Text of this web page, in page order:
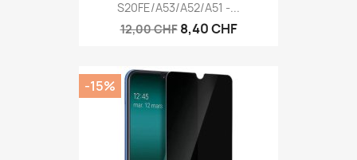
S20FE/A53/A52/A51 -...
12,00 CHF 8,40 CHF
-15%